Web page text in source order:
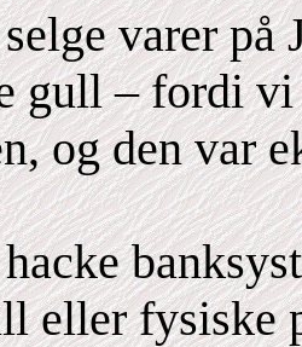
varer på
gull – fordi vi
og den var
eller fysiske